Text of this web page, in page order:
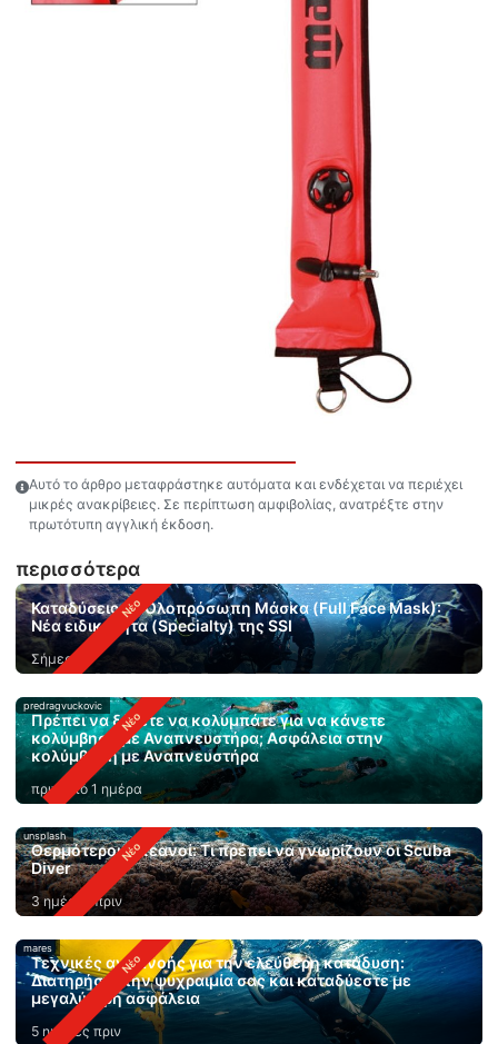
Αυτό το άρθρο μεταφράστηκε αυτόματα και ενδέχεται να περιέχει
μικρές ανακρίβειες. Σε περίπτωση αμφιβολίας, ανατρέξτε στην
πρωτότυπη αγγλική έκδοση.
περισσότερα
Καταδύσεις με Ολοπρόσωπη Μάσκα (Full Face Mask):
Νέα ειδικότητα (Specialty) της SSI
Σήμερα
predragvuckovic
Πρέπει να ξέρετε να κολυμπάτε για να κάνετε
κολύμβηση με Αναπνευστήρα; Ασφάλεια στην
κολύμβηση με Αναπνευστήρα
πριν από 1 ημέρα
unsplash
Θερμότεροι ωκεανοί: Τι πρέπει να γνωρίζουν οι Scuba
Diver
3 ημέρες πριν
mares
Τεχνικές αναπνοής για την ελεύθερη κατάδυση:
Διατηρήστε την ψυχραιμία σας και καταδύεστε με
μεγαλύτερη ασφάλεια
5 ημέρες πριν